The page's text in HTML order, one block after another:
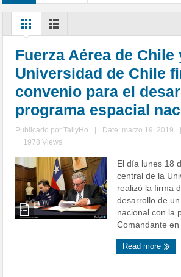
Fuerza Aérea de Chile
Universidad de Chile
convenio para el
programa espacial
Publicado porTallyHo Date: marzo 19, 2019
1978 Views
El día lunes 18
central de la
realizó la firma
desarrollo de
nacional con la
Comandante
Read more